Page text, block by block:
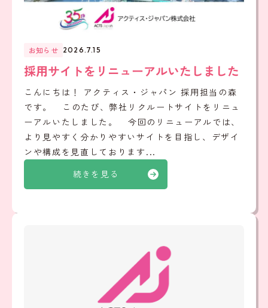
続きを見る
お知らせ 2026.7.15
採用サイトをリニューアルいたしました
こんにちは！ アクティス・ジャパン 採用担当の森
です。 このたび、弊社リクルートサイトをリニュ
ーアルいたしました。 今回のリニューアルでは、
より見やすく分かりやすいサイトを目指し、デザイ
ンや構成を見直しております...